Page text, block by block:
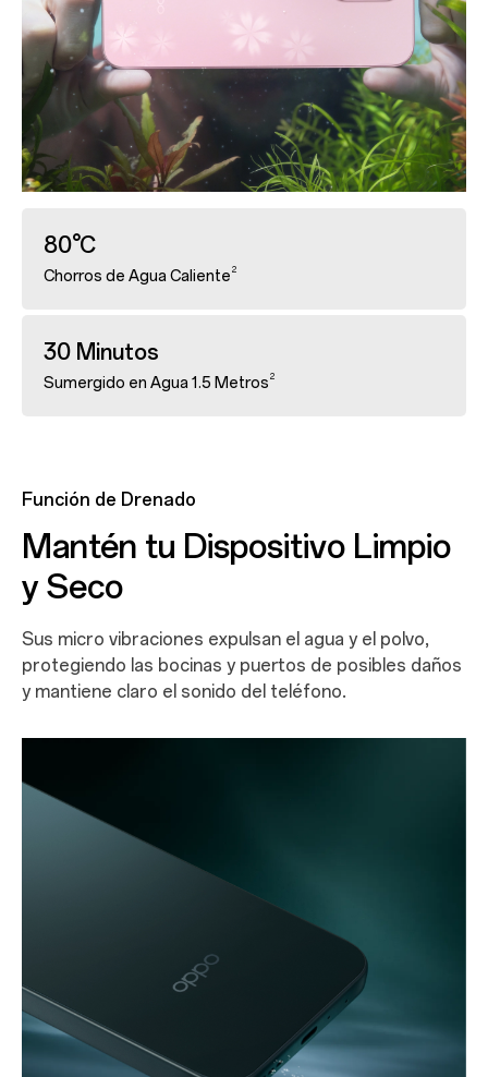
80°C
Chorros de Agua Caliente 2
30 Minutos
Sumergido en Agua 1.5 Metros 2
Función de Drenado
Mantén tu Dispositivo Limpio
y Seco
Sus micro vibraciones expulsan el agua y el polvo,
protegiendo las bocinas y puertos de posibles daños
y mantiene claro el sonido del teléfono.